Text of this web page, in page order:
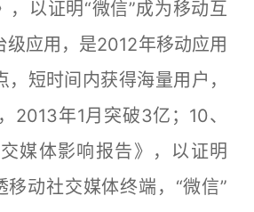
，以证明“微信”成为移动互
级应用，是2012年移动应用
短时间内获得海量用户，
2013年1月突破3亿；10、
媒体影响报告》，以证明
移动社交媒体终端，“微信”